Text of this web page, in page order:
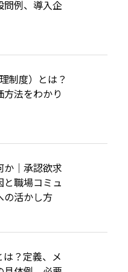
問例、導入企
制度）とは？
方法をわかり
か｜承認欲求
と職場コミュ
の活かし方
は？定義、メ